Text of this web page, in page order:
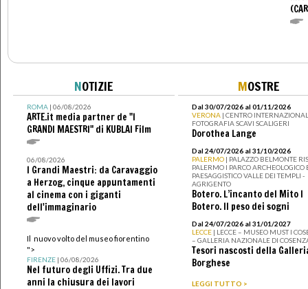
NOTIZIE
ROMA| 06/08/2026
ARTE.it media partner de "I
GRANDI MAESTRI" di KUBLAI Film
06/08/2026
I Grandi Maestri: da Caravaggio
a Herzog, cinque appuntamenti
al cinema con i giganti
dell'immaginario
Il nuovo volto del museo fiorentino
">
FIRENZE| 06/08/2026
Nel futuro degli Uffizi. Tra due
anni la chiusura dei lavori
MOSTRE
Dal 30/07/2026 al 01/11/2026
VERONA | CENTRO
FOTOGRAFIA SCAVI SCALIGERI
Dorothea Lange
Dal 24/07/2026 al 31/10/2026
PALERMO | PALAZZO BELMONTE
PALERMO I PARCO ARCHEOLOGICO
PAESAGGISTICO VALLE DEI TEMPLI -
AGRIGENTO
Botero. L’incanto del Mito I
Botero. Il peso dei sogni
Dal 24/07/2026 al 31/01/2027
LECCE | LECCE – MUSEO MUST I
– GALLERIA NAZIONALE DI
Tesori nascosti della
Borghese
LEGGI TUTTO >